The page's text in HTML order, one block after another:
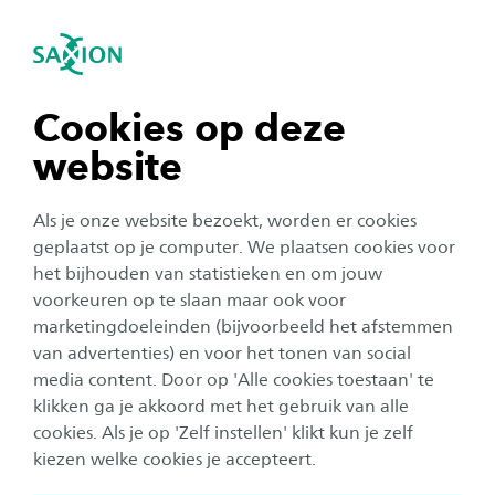
Cookies op deze
website
Als je onze website bezoekt, worden er cookies
geplaatst op je computer. We plaatsen cookies voor
het bijhouden van statistieken en om jouw
voorkeuren op te slaan maar ook voor
marketingdoeleinden (bijvoorbeeld het afstemmen
van advertenties) en voor het tonen van social
media content. Door op 'Alle cookies toestaan' te
klikken ga je akkoord met het gebruik van alle
cookies. Als je op 'Zelf instellen' klikt kun je zelf
kiezen welke cookies je accepteert.
Navigatie openen
tonen
tonen
tonen
tonen
sluiten
Smart Health
Subnavigatie tonen
Resultaten van ons onderzoek
Wij werken met organisaties, bedrijven en
kennisinstellingen aan concrete vragen uit de praktijk.
Daarbij ontwikkelen we methoden, hulpmiddelen en
gepersonaliseerde zorg die worden ondersteund door
technologische en datagedreven oplossingen. Hiermee
levert het lectoraat een bijdrage aan het mogelijk
maken van passende zorg, het verkleinen van
sociaaleconomische gezondheidsverschillen en de
ontwikkeling van toekomstbestendige
zorgprofessionals.
Het veelzijdige onderzoek van ons lectoraat resulteert